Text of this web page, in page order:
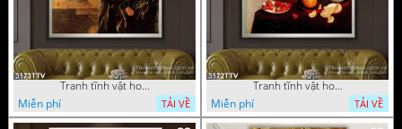
Tranh tĩnh vật hoa quả sơn dầu độc đáo đẹp
Miễn phí
TẢI VỀ
Tranh tĩnh vật hoa quả sơn dầu trang trí phòng ngủ
Miễn phí
TẢI VỀ